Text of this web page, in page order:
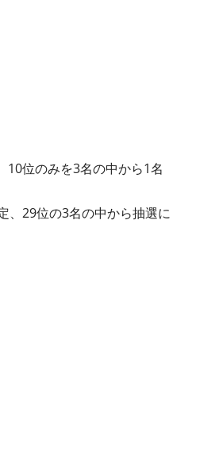
位のみを3名の中から1名
、29位の3名の中から抽選に